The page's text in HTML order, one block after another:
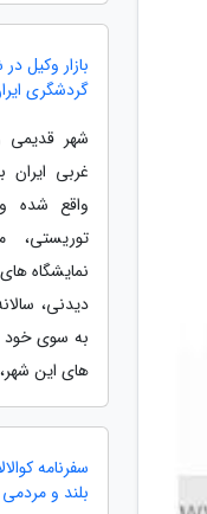
بازار وکیل
گردشگری
شهر قدیمی
واقع شده
توریستی،
نمایشگاه
دیدنی،
به سوی
های این شهر،
سفرنامه
بلند و